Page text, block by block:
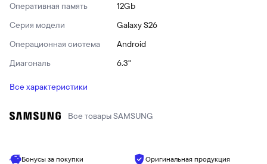
Оперативная память
12Gb
Серия модели
Galaxy S26
Операционная система
Android
Диагональ
6.3"
Все характеристики
Все товарыSAMSUNG
Бонусы за покупки Оригинальная продукция